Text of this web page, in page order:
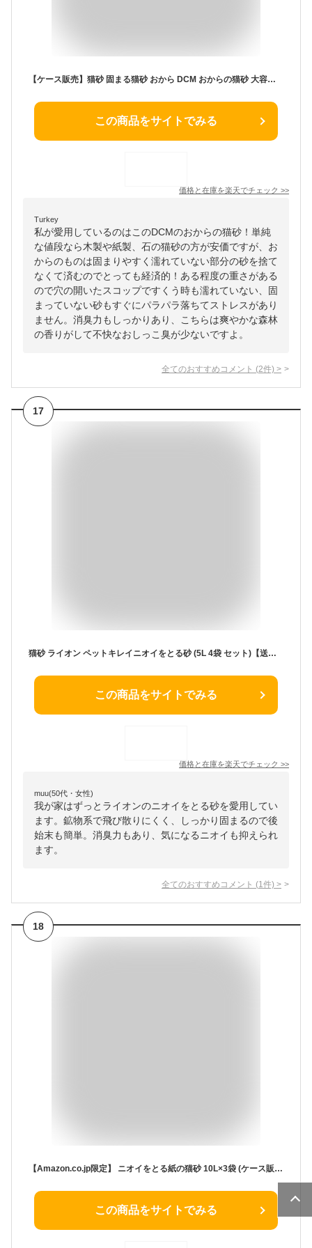
【ケース販売】猫砂 固まる猫砂 おから DCM おからの猫砂 大容量 瞬間吸収 消臭 トイレに流せる 燃やせる 燃えるごみ 固まる 軽量 ねこ砂 猫トイレ
この商品をサイトでみる
価格と在庫を楽天でチェック >>
Turkey
私が愛用しているのはこのDCMのおからの猫砂！単純
な値段なら木製や紙製、石の猫砂の方が安価ですが、お
からのものは固まりやすく濡れていない部分の砂を捨て
なくて済むのでとっても経済的！ある程度の重さがある
ので穴の開いたスコップですくう時も濡れていない、固
まっていない砂もすぐにパラパラ落ちてストレスがあり
ません。消臭力もしっかりあり、こちらは爽やかな森林
の香りがして不快なおしっこ臭が少ないですよ。
全てのおすすめコメント (2件) >
17
猫砂 ライオン ペットキレイニオイをとる砂 (5L 4袋 セット)【送料無料※一部地域は除く】【ニオイをとる砂】 ネコ用トイレ 消臭 まとめ買い ペット ネコ砂 ねこ砂 ベントナイト 鉱物系 ガッチリ固まる 粉が舞わない パワフル抗菌 お手入れ 簡単 清潔
この商品をサイトでみる
価格と在庫を楽天でチェック >>
muu(50代・女性)
我が家はずっとライオンのニオイをとる砂を愛用してい
ます。鉱物系で飛び散りにくく、しっかり固まるので後
始末も簡単。消臭力もあり、気になるニオイも抑えられ
ます。
全てのおすすめコメント (1 件) >
18
【Amazon.co.jp限定】 ニオイをとる紙の猫砂 10L×3袋 (ケース販売)
この商品をサイトでみる